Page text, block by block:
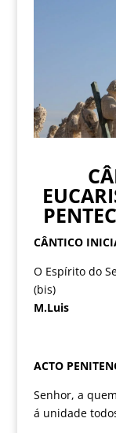
CÂNTICO
O Espírito do
(bis)
M.Luis
ACTO
Senhor, a
á unidade